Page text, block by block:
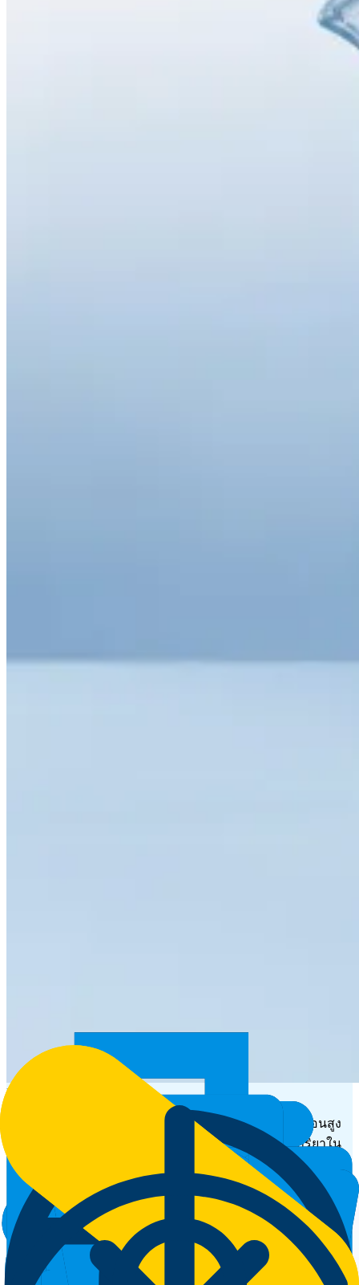
Beakers
บีกเกอร์แก้วบอโรซิลิเกต 3.3 (Borosilicate 3.3) ทนความร้อนสูง
และสารเคมีกัดกร่อน สำหรับการเตรียมตัว และทำปฏิกิริยาใน
ห้องปฏิบัติการ